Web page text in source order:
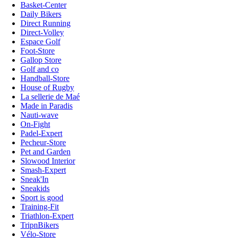
Basket-Center
Daily Bikers
Direct Running
Direct-Volley
Espace Golf
Foot-Store
Gallop Store
Golf and co
Handball-Store
House of Rugby
La sellerie de Maé
Made in Paradis
Nauti-wave
On-Fight
Padel-Expert
Pecheur-Store
Pet and Garden
Slowood Interior
Smash-Expert
Sneak'In
Sneakids
Sport is good
Training-Fit
Triathlon-Expert
TripnBikers
Vélo-Store